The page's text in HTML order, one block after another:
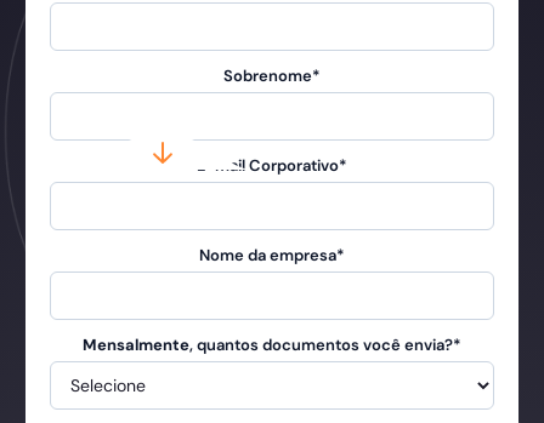
Sobrenome*
E-mail Corporativo*
Nome da empresa*
Mensalmente, quantos documentos você envia?*